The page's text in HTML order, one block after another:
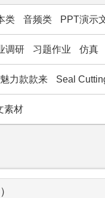
类 音频类 PPT演示
调研 习题作业 仿真
力款款来 Seal
素材